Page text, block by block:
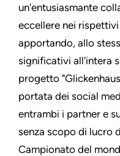
un'entusiasmante
eccellere nei
apportando, allo
significativi all'intera
progetto
portata dei social
entrambi i partner e
senza scopo di lucro
Campionato del